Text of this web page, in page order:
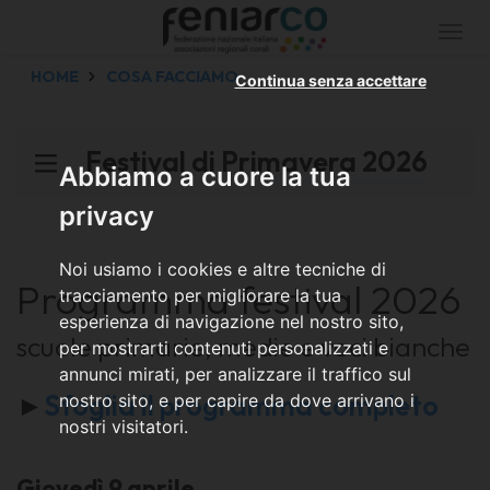
Abbiamo a cuore la tua
privacy
Noi usiamo i cookies e altre tecniche di
tracciamento per migliorare la tua
esperienza di navigazione nel nostro sito,
per mostrarti contenuti personalizzati e
annunci mirati, per analizzare il traffico sul
nostro sito, e per capire da dove arrivano i
nostri visitatori.
Continua senza accettare
HOME COSA FACCIAMO
Festival di Primavera 2026
Programma festival 2026
scuole primarie, medie e voci bianche
► Sfoglia il programma completo